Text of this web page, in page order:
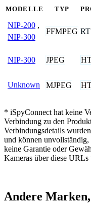
MODELLE TYP
NIP-200 ,
NIP-300
FFMPEG
NIP-300 JPEG
Unknown MJPEG
* iSpyConnect hat keine
Verbindung zu den
Verbindungsdetails
und können unvollständig,
keine Garantie oder
Kameras über diese
Andere